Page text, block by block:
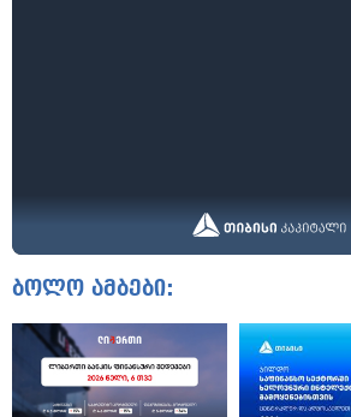
ბოლო ამბები: